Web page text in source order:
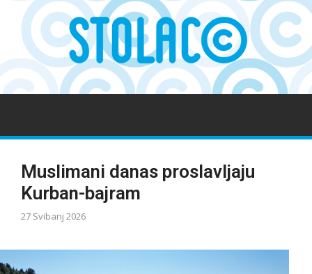
Muslimani danas proslavljaju
Kurban-bajram
27 Svibanj 2026